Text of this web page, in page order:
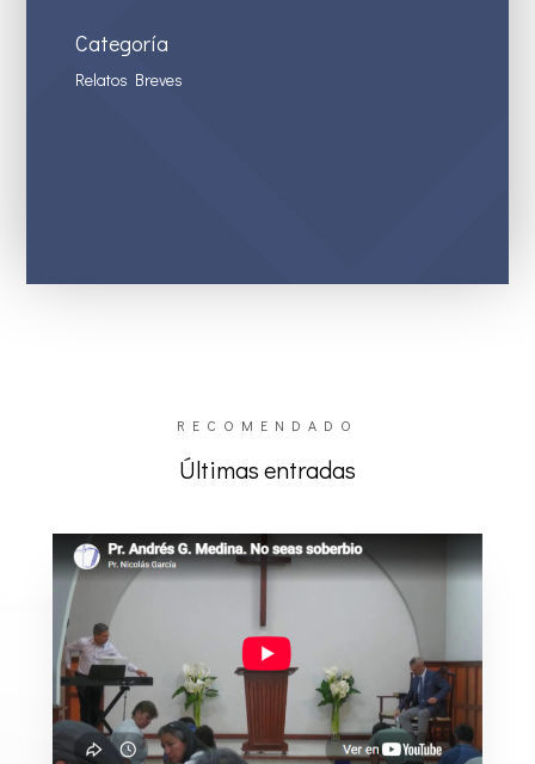
Categoría
Relatos Breves
RECOMENDADO
Últimas entradas